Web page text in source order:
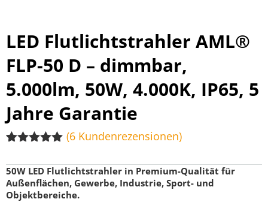
LED Flutlichtstrahler AML®
FLP-50 D – dimmbar,
5.000lm, 50W, 4.000K, IP65, 5
Jahre Garantie
mit5.00
von 5,
basierend
auf
(6 Kundenrezensionen)
50W LED Flutlichtstrahler in Premium-Qualität für
Außenflächen, Gewerbe, Industrie, Sport- und
Objektbereiche.